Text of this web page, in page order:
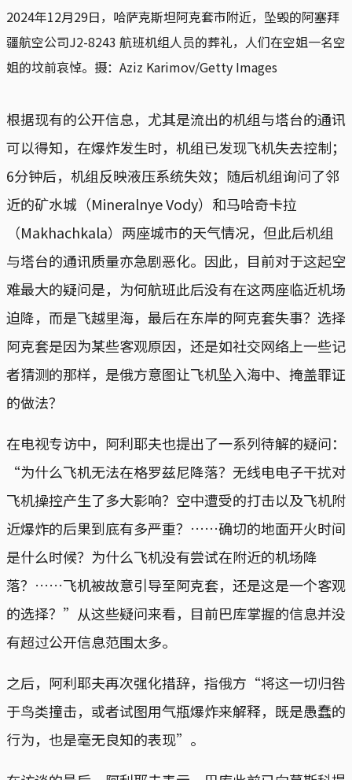
2024年12月29日，哈萨克斯坦阿克套市附近，坠毁的阿塞拜
疆航空公司J2-8243 航班机组人员的葬礼，人们在空姐一名空
姐的坟前哀悼。摄：Aziz Karimov/Getty Images
根据现有的公开信息，尤其是流出的机组与塔台的通讯
可以得知，在爆炸发生时，机组已发现飞机失去控制；
6分钟后，机组反映液压系统失效；随后机组询问了邻
近的矿水城（Mineralnye Vody）和马哈奇卡拉
（Makhachkala）两座城市的天气情况，但此后机组
与塔台的通讯质量亦急剧恶化。因此，目前对于这起空
难最大的疑问是，为何航班此后没有在这两座临近机场
迫降，而是飞越里海，最后在东岸的阿克套失事？选择
阿克套是因为某些客观原因，还是如社交网络上一些记
者猜测的那样，是俄方意图让飞机坠入海中、掩盖罪证
的做法？
在电视专访中，阿利耶夫也提出了一系列待解的疑问：
“为什么飞机无法在格罗兹尼降落？无线电电子干扰对
飞机操控产生了多大影响？空中遭受的打击以及飞机附
近爆炸的后果到底有多严重？……确切的地面开火时间
是什么时候？为什么飞机没有尝试在附近的机场降
落？……飞机被故意引导至阿克套，还是这是一个客观
的选择？”从这些疑问来看，目前巴库掌握的信息并没
有超过公开信息范围太多。
之后，阿利耶夫再次强化措辞，指俄方“将这一切归咎
于鸟类撞击，或者试图用气瓶爆炸来解释，既是愚蠢的
行为，也是毫无良知的表现”。